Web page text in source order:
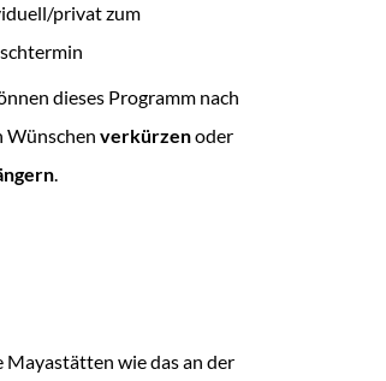
privat zum
dieses Programm nach
Wünschen verkürzenoder
.
Mayastätten wie das an der